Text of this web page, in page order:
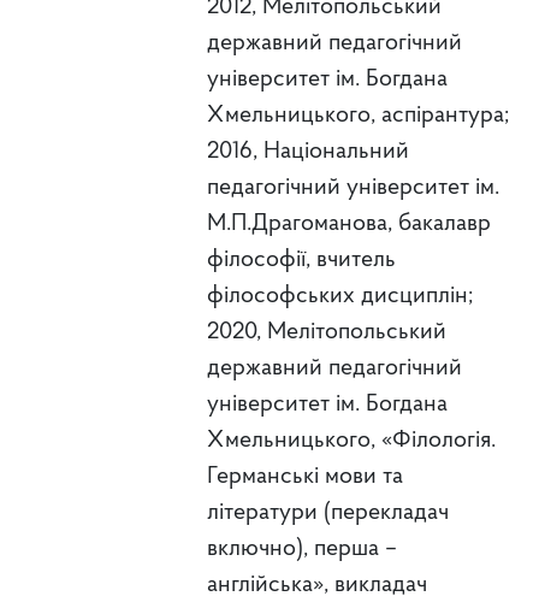
2012, Мелітопольський
державний педагогічний
університет ім. Богдана
Хмельницького, аспірантура;
2016, Національний
педагогічний університет ім.
М.П.Драгоманова, бакалавр
філософії, вчитель
філософських дисциплін;
2020, Мелітопольський
державний педагогічний
університет ім. Богдана
Хмельницького, «Філологія.
Германські мови та
літератури (перекладач
включно), перша –
англійська», викладач